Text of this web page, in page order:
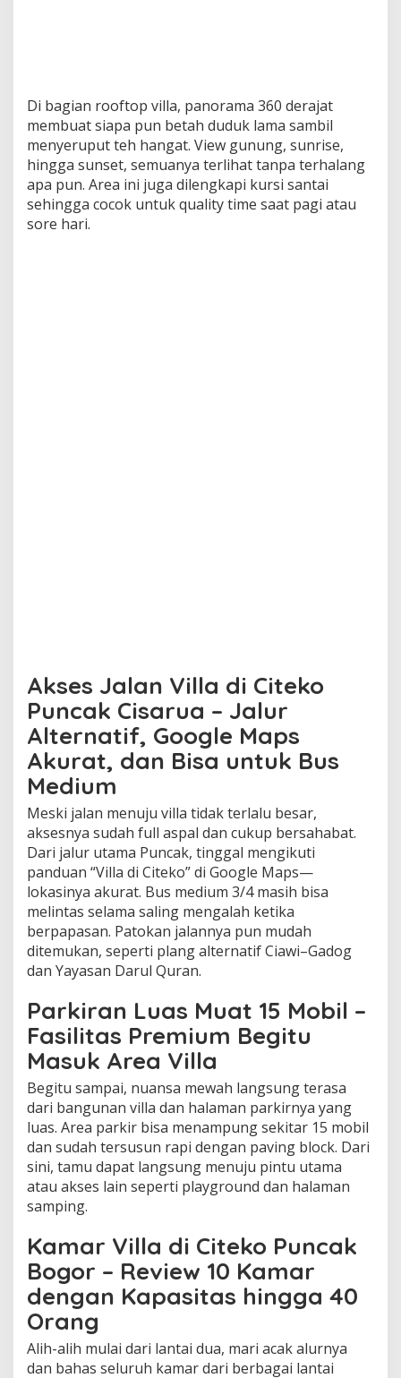
Di bagian rooftop villa, panorama 360 derajat
membuat siapa pun betah duduk lama sambil
menyeruput teh hangat. View gunung, sunrise,
hingga sunset, semuanya terlihat tanpa terhalang
apa pun. Area ini juga dilengkapi kursi santai
sehingga cocok untuk quality time saat pagi atau
sore hari.
Akses Jalan Villa di Citeko
Puncak Cisarua – Jalur
Alternatif, Google Maps
Akurat, dan Bisa untuk Bus
Medium
Meski jalan menuju villa tidak terlalu besar,
aksesnya sudah full aspal dan cukup bersahabat.
Dari jalur utama Puncak, tinggal mengikuti
panduan “Villa di Citeko” di Google Maps—
lokasinya akurat. Bus medium 3/4 masih bisa
melintas selama saling mengalah ketika
berpapasan. Patokan jalannya pun mudah
ditemukan, seperti plang alternatif Ciawi–Gadog
dan Yayasan Darul Quran.
Parkiran Luas Muat 15 Mobil –
Fasilitas Premium Begitu
Masuk Area Villa
Begitu sampai, nuansa mewah langsung terasa
dari bangunan villa dan halaman parkirnya yang
luas. Area parkir bisa menampung sekitar 15 mobil
dan sudah tersusun rapi dengan paving block. Dari
sini, tamu dapat langsung menuju pintu utama
atau akses lain seperti playground dan halaman
samping.
Kamar Villa di Citeko Puncak
Bogor – Review 10 Kamar
dengan Kapasitas hingga 40
Orang
Alih-alih mulai dari lantai dua, mari acak alurnya
dan bahas seluruh kamar dari berbagai lantai